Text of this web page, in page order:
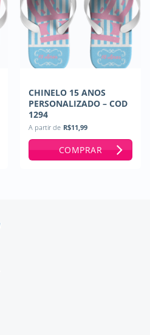
CHINELO 15 ANOS
PERSONALIZADO – COD
1294
A partir de R$11,99
COMPRAR